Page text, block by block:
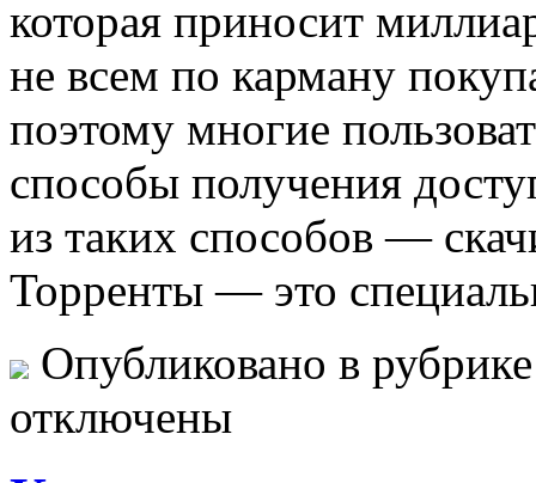
которая приносит
не всем по карману
поэтому многие
способы получения
из таких способов —
Торренты — это
Опубликовано в
отключены